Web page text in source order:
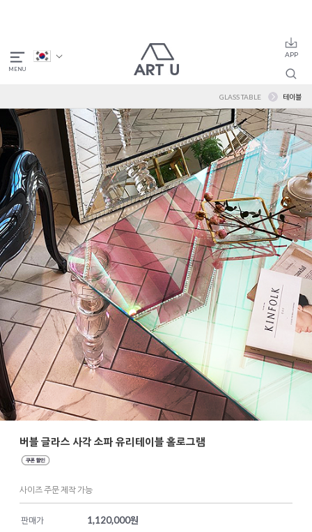
GLASS TABLE 테이블
버블 글라스 사각 소파 유리테이블 홀로그램
사이즈 주문 제작 가능
판매가 1,120,000원